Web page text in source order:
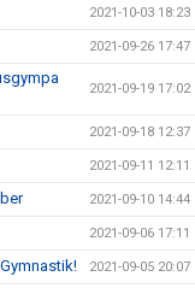
2021-10-03 18:23
2021-09-26 17:47
2021-09-19 17:02
2021-09-18 12:37
2021-09-11 12:11
2021-09-10 14:44
2021-09-06 17:11
2021-09-05 20:07